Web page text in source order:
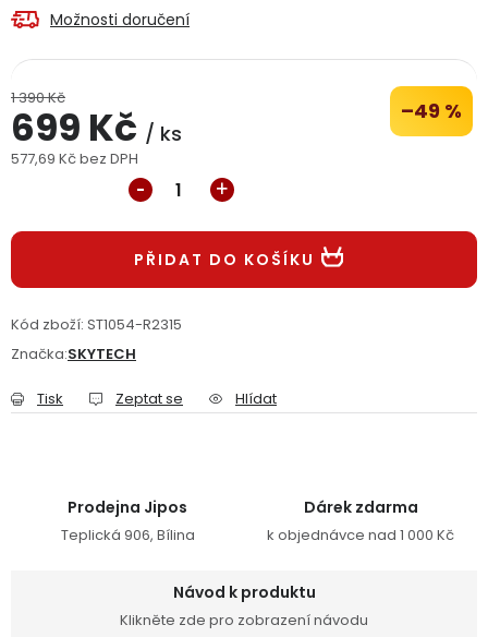
Reklamační formulář
Obchodní podmínky Reklamační řád
Možnosti doručení
1 390 Kč –49 %
699 Kč / ks
577,69 Kč bez DPH
PŘIDAT DO KOŠÍKU
Kód zboží: ST1054-R2315
Značka:SKYTECH
Tisk Zeptat se Hlídat
Prodejna Jipos
Teplická 906, Bílina
Dárek zdarma
k objednávce nad 1 000 Kč
Návod k produktu
Klikněte zde pro zobrazení návodu